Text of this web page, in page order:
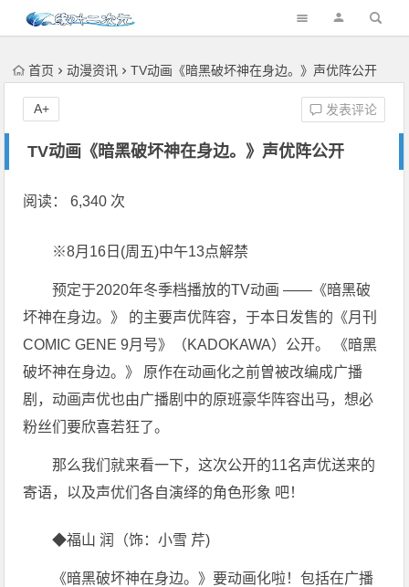
首页 动漫资讯 TV动画《暗黑破坏神在身边。》声优阵公开
TV动画《暗黑破坏神在身边。》声优阵公开
发表评论
A+
阅读： 6,340 次
※8月16日(周五)中午13点解禁
预定于2020年冬季档播放的TV动画 ——《暗黑破
坏神在身边。》 的主要声优阵容，于本日发售的《月刊
COMIC GENE 9月号》（KADOKAWA）公开。 《暗黑
破坏神在身边。》 原作在动画化之前曽被改编成广播
剧，动画声优也由广播剧中的原班豪华阵容出马，想必
粉丝们要欣喜若狂了。
那么我们就来看一下，这次公开的11名声优送来的
寄语，以及声优们各自演绎的角色形象 吧！
◆福山 润（饰：小雪 芹)
《暗黑破坏神在身边。》要动画化啦！包括在广播